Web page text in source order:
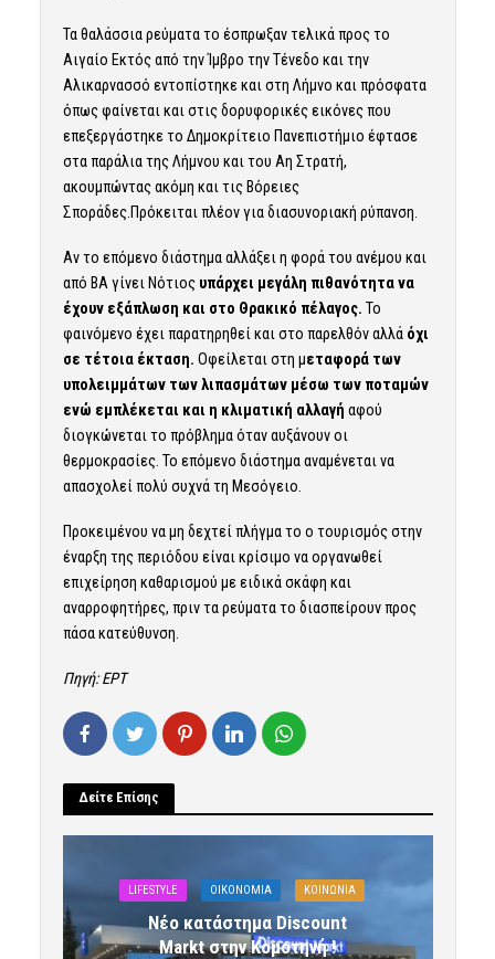
Τα θαλάσσια ρεύματα το έσπρωξαν τελικά προς το
Αιγαίο Εκτός από την Ίμβρο την Τένεδο και την
Αλικαρνασσό εντοπίστηκε και στη Λήμνο και πρόσφατα
όπως φαίνεται και στις δορυφορικές εικόνες που
επεξεργάστηκε το Δημοκρίτειο Πανεπιστήμιο έφτασε
στα παράλια της Λήμνου και του Αη Στρατή,
ακουμπώντας ακόμη και τις Βόρειες
Σποράδες.Πρόκειται πλέον για διασυνοριακή ρύπανση.
Αν το επόμενο διάστημα αλλάξει η φορά του ανέμου και
από ΒΑ γίνει Νότιοςυπάρχει μεγάλη πιθανότητα να
έχουν εξάπλωση και στο Θρακικό πέλαγος. Το
φαινόμενο έχει παρατηρηθεί και στο παρελθόν αλλά όχι
σε τέτοια έκταση. Οφείλεται στη μεταφορά των
υπολειμμάτων των λιπασμάτων μέσω των ποταμών
ενώ εμπλέκεται και η κλιματική αλλαγή αφού
διογκώνεται το πρόβλημα όταν αυξάνουν οι
θερμοκρασίες. Το επόμενο διάστημα αναμένεται να
απασχολεί πολύ συχνά τη Μεσόγειο.
Προκειμένου να μη δεχτεί πλήγμα το ο τουρισμός στην
έναρξη της περιόδου είναι κρίσιμο να οργανωθεί
επιχείρηση καθαρισμού με ειδικά σκάφη και
αναρροφητήρες, πριν τα ρεύματα το διασπείρουν προς
πάσα κατεύθυνση.
Πηγή: ΕΡΤ
Δείτε Επίσης
LIFESTYLE OIKONOMIA ΚΟΙΝΩΝΙΑ
Νέο κατάστημα Discount
Markt στην Κομοτηνή !